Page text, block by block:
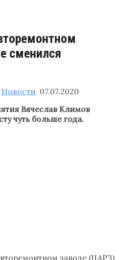
сменился
Новости 07.07.2020
Вячеслав Климов
чуть больше года.
заводе (ЦАРЗ)